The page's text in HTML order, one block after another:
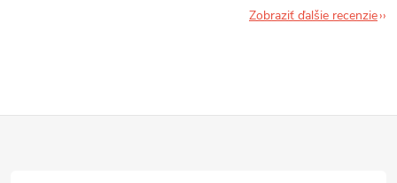
Zobraziť ďalšie recenzie